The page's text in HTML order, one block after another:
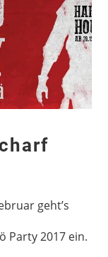
geht’s
Party 2017 ein.